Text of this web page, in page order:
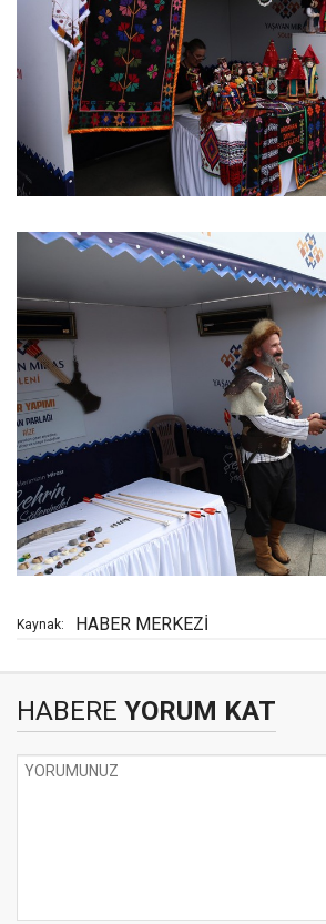
Kaynak: HABER MERKEZİ
HABERE YORUM KAT